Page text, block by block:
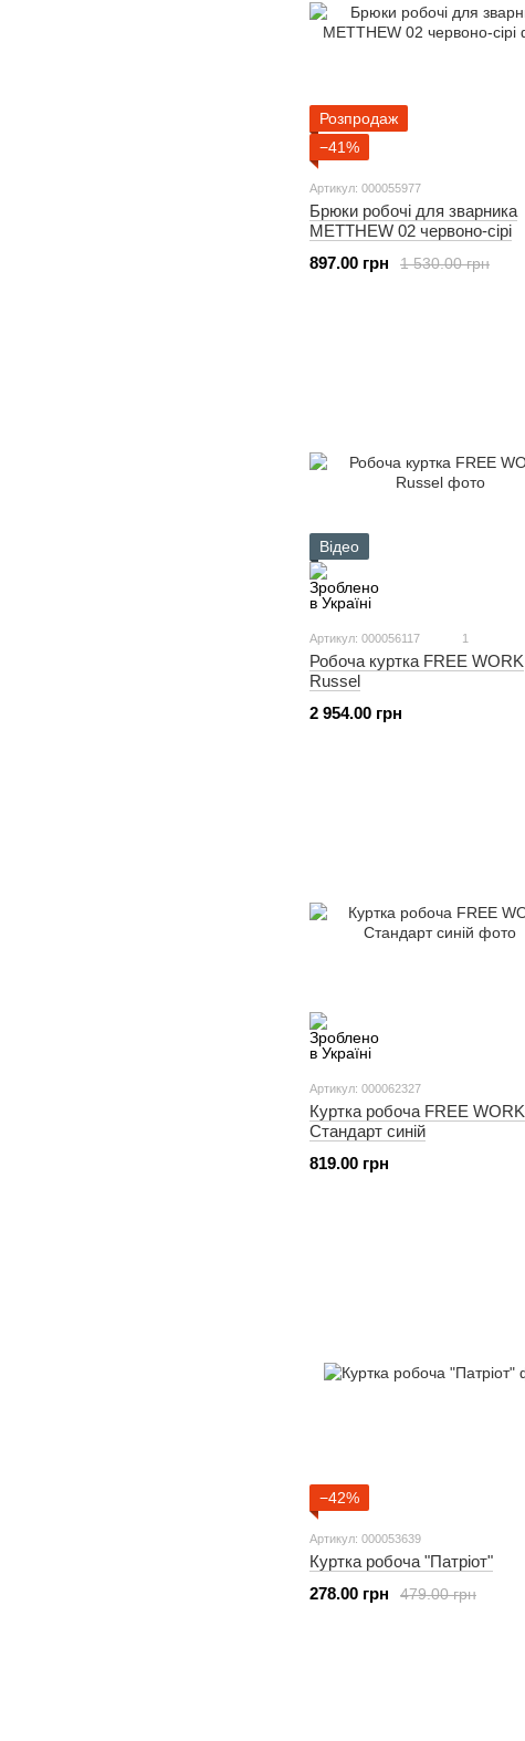
Розпродаж
−41%
Артикул: 000055977
Брюки робочі для зварника
METTHEW 02 червоно-сірі
1 530.00 грн
897.00 грн
Відео
Артикул: 000056117 1
Робоча куртка FREE WORK
Russel
2 954.00 грн
Артикул: 000062327
Куртка робоча FREE WORK
Стандарт синій
819.00 грн
−42%
Артикул: 000053639
Куртка робоча "Патріот"
479.00 грн
278.00 грн